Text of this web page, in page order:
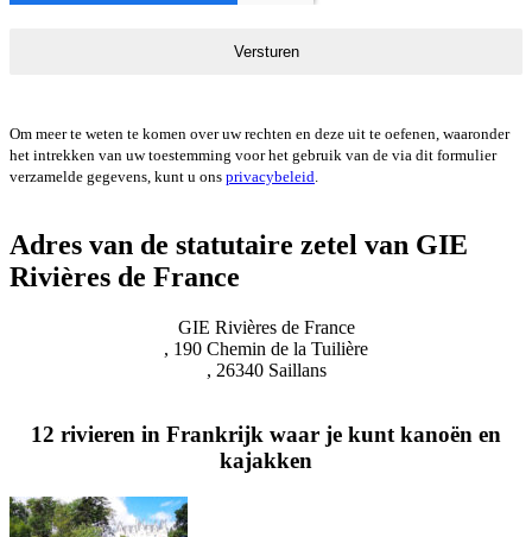
Versturen
Om meer te weten te komen over uw rechten en deze uit te oefenen, waaronder
het intrekken van uw toestemming voor het gebruik van de via dit formulier
verzamelde gegevens, kunt u ons privacybeleid
Adres van de statutaire zetel van GIE
Rivières de France
GIE Rivières de France
, 190 Chemin de la Tuilière
, 26340 Saillans
12 rivieren in Frankrijk waar je kunt kanoën en
kajakken